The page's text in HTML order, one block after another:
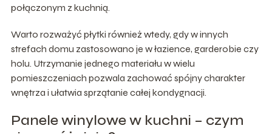
połączonym z kuchnią.
Warto rozważyć płytki również wtedy, gdy w innych
strefach domu zastosowano je w łazience, garderobie czy
holu. Utrzymanie jednego materiału w wielu
pomieszczeniach pozwala zachować spójny charakter
wnętrza i ułatwia sprzątanie całej kondygnacji.
Panele winylowe w kuchni – czym